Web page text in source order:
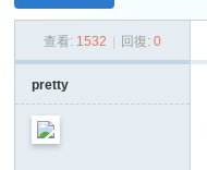
吳
友
論
查看: 1532 回復: 0
pretty